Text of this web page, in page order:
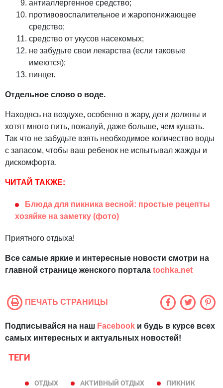
антиаллергенное средство;
противовоспалительное и жаропонижающее
средство;
средство от укусов насекомых;
не забудьте свои лекарства (если таковые
имеются);
пинцет.
Отдельное слово о воде.
Находясь на воздухе, особенно в жару, дети должны и
хотят много пить, пожалуй, даже больше, чем кушать.
Так что не забудьте взять необходимое количество воды
с запасом, чтобы ваш ребенок не испытывал жажды и
дискомфорта.
ЧИТАЙ ТАКЖЕ:
Блюда для пикника весной: простые рецепты
хозяйке на заметку (фото)
Приятного отдыха!
Все самые яркие и интересные новости смотри на
главной странице женского портала tochka.net
ПЕЧАТЬ СТРАНИЦЫ
Подписывайся на наш Facebook и будь в курсе всех
самых интересных и актуальных новостей!
ТЕГИ
ОТДЫХ АКТИВНЫЙ ОТДЫХ
ПИКНИК